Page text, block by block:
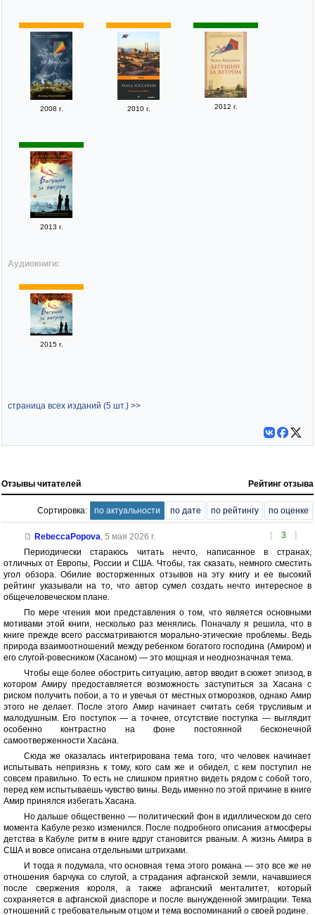
2008 г. 2010 г. 2012 г.
2013 г.
Аудиокниги:
2015 г.
страница всех изданий (5 шт.) >>
Отзывы читателей Рейтинг отзыва
Сортировка: по актуальности по дате по рейтингу по оценке
[ 3 ]
RebeccaPopova, 5 мая 2026 г.
Периодически стараюсь читать нечто, написанное в странах,
отличных от Европы, России и США. Чтобы, так сказать, немного сместить
угол обзора. Обилие восторженных отзывов на эту книгу и ее высокий
рейтинг указывали на то, что автор сумел создать нечто интересное в
общечеловеческом плане.
По мере чтения мои представления о том, что является основными
мотивами этой книги, несколько раз менялись. Поначалу я решила, что в
книге прежде всего рассматриваются морально-этические проблемы. Ведь
природа взаимоотношений между ребенком богатого господина (Амиром) и
его слугой-ровесником (Хасаном) — это мощная и неоднозначная тема.
Чтобы еще более обострить ситуацию, автор вводит в сюжет эпизод, в
котором Амиру предоставляется возможность заступиться за Хасана с
риском получить побои, а то и увечья от местных отморозков, однако Амир
этого не делает. После этого Амир начинает считать себя трусливым и
малодушным. Его поступок — а точнее, отсутствие поступка — выглядит
особенно контрастно на фоне постоянной бесконечной
самоотверженности Хасана.
Сюда же оказалась интегрирована тема того, что человек начинает
испытывать неприязнь к тому, кого сам же и обидел, с кем поступил не
совсем правильно. То есть не слишком приятно видеть рядом с собой того,
перед кем испытываешь чувство вины. Ведь именно по этой причине в книге
Амир принялся избегать Хасана.
Но дальше общественно — политический фон в идиллическом до сего
момента Кабуле резко изменился. После подробного описания атмосферы
детства в Кабуле ритм в книге вдруг становится рваным. А жизнь Амира в
США и вовсе описана отдельными штрихами.
И тогда я подумала, что основная тема этого романа — это все же не
отношения барчука со слугой, а страдания афганской земли, начавшиеся
после свержения короля, а также афганский менталитет, который
сохраняется в афганской диаспоре и после вынужденной эмиграции. Тема
отношений с требовательным отцом и тема воспоминаний о своей родине.